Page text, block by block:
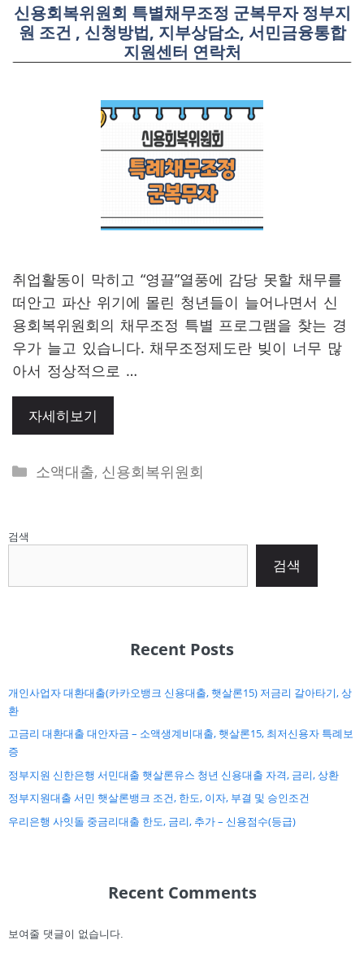
신용회복위원회 특별채무조정 군복무자 정부지
원 조건 , 신청방법, 지부상담소, 서민금융통합
지원센터 연락처
취업활동이 막히고 “영끌”열풍에 감당 못할 채무를
떠안고 파산 위기에 몰린 청년들이 늘어나면서 신
용회복위원회의 채무조정 특별 프로그램을 찾는 경
우가 늘고 있습니다. 채무조정제도란 빚이 너무 많
아서 정상적으로 …
자세히보기
Categories
소액대출, 신용회복위원회
검색
검색
Recent Posts
개인사업자 대환대출(카카오뱅크 신용대출, 햇살론15) 저금리 갈아타기, 상
환
고금리 대환대출 대안자금 – 소액생계비대출, 햇살론15, 최저신용자 특례보
증
정부지원 신한은행 서민대출 햇살론유스 청년 신용대출 자격, 금리, 상환
정부지원대출 서민 햇살론뱅크 조건, 한도, 이자, 부결 및 승인조건
우리은행 사잇돌 중금리대출 한도, 금리, 추가 – 신용점수(등급)
Recent Comments
보여줄 댓글이 없습니다.